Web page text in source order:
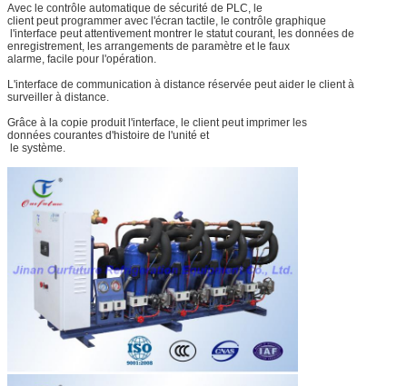
Avec le contrôle automatique de sécurité de PLC, le
client peut programmer avec l'écran tactile, le contrôle graphique
l'interface peut attentivement montrer le statut courant, les données de
enregistrement, les arrangements de paramètre et le faux
alarme, facile pour l'opération.
L'interface de communication à distance réservée peut aider le client à
surveiller à distance.
Grâce à la copie produit l'interface, le client peut imprimer les
données courantes d'histoire de l'unité et
le système.